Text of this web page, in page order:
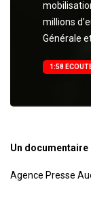
millions
Générale
1:58
Un documentaire
Agence Presse